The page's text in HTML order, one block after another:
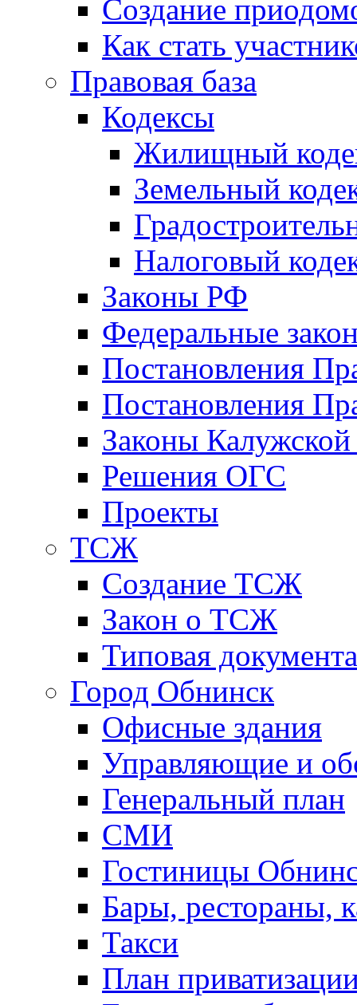
Создание
Как стать
Правовая база
Кодексы
Жилищный
Земельный
Налоговый
Законы РФ
Федеральные
Постановления
Постановления
Законы Калужской
Решения ОГС
Проекты
ТСЖ
Создание ТСЖ
Закон о ТСЖ
Типовая
Город Обнинск
Офисные здания
Управляющие и
Генеральный план
СМИ
Гостиницы
Бары, рестораны,
Такси
План